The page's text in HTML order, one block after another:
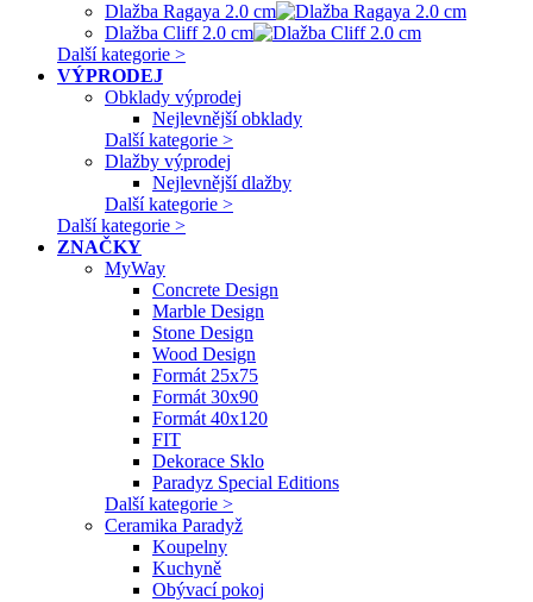
Dlažba Ragaya 2.0 cm
Dlažba Cliff 2.0 cm
Další kategorie >
VÝPRODEJ
Obklady výprodej
Nejlevnější obklady
Další kategorie >
Dlažby výprodej
Nejlevnější dlažby
Další kategorie >
Další kategorie >
ZNAČKY
MyWay
Concrete Design
Marble Design
Stone Design
Wood Design
Formát 25x75
Formát 30x90
Formát 40x120
FIT
Dekorace Sklo
Paradyz Special Editions
Další kategorie >
Ceramika Paradyž
Koupelny
Kuchyně
Obývací pokoj